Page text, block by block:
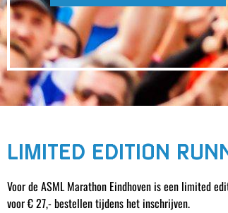
LIMITED EDITION
Voor de ASML Marathon Eindhoven is een limited
voor € 27,- bestellen tijdens het inschrijven.